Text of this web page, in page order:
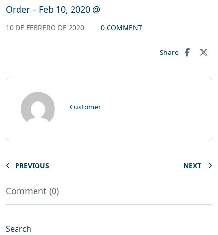
Order – Feb 10, 2020 @
10 DE FEBRERO DE 2020 0 COMMENT
Share
Customer
PREVIOUS NEXT
Comment (0)
Search